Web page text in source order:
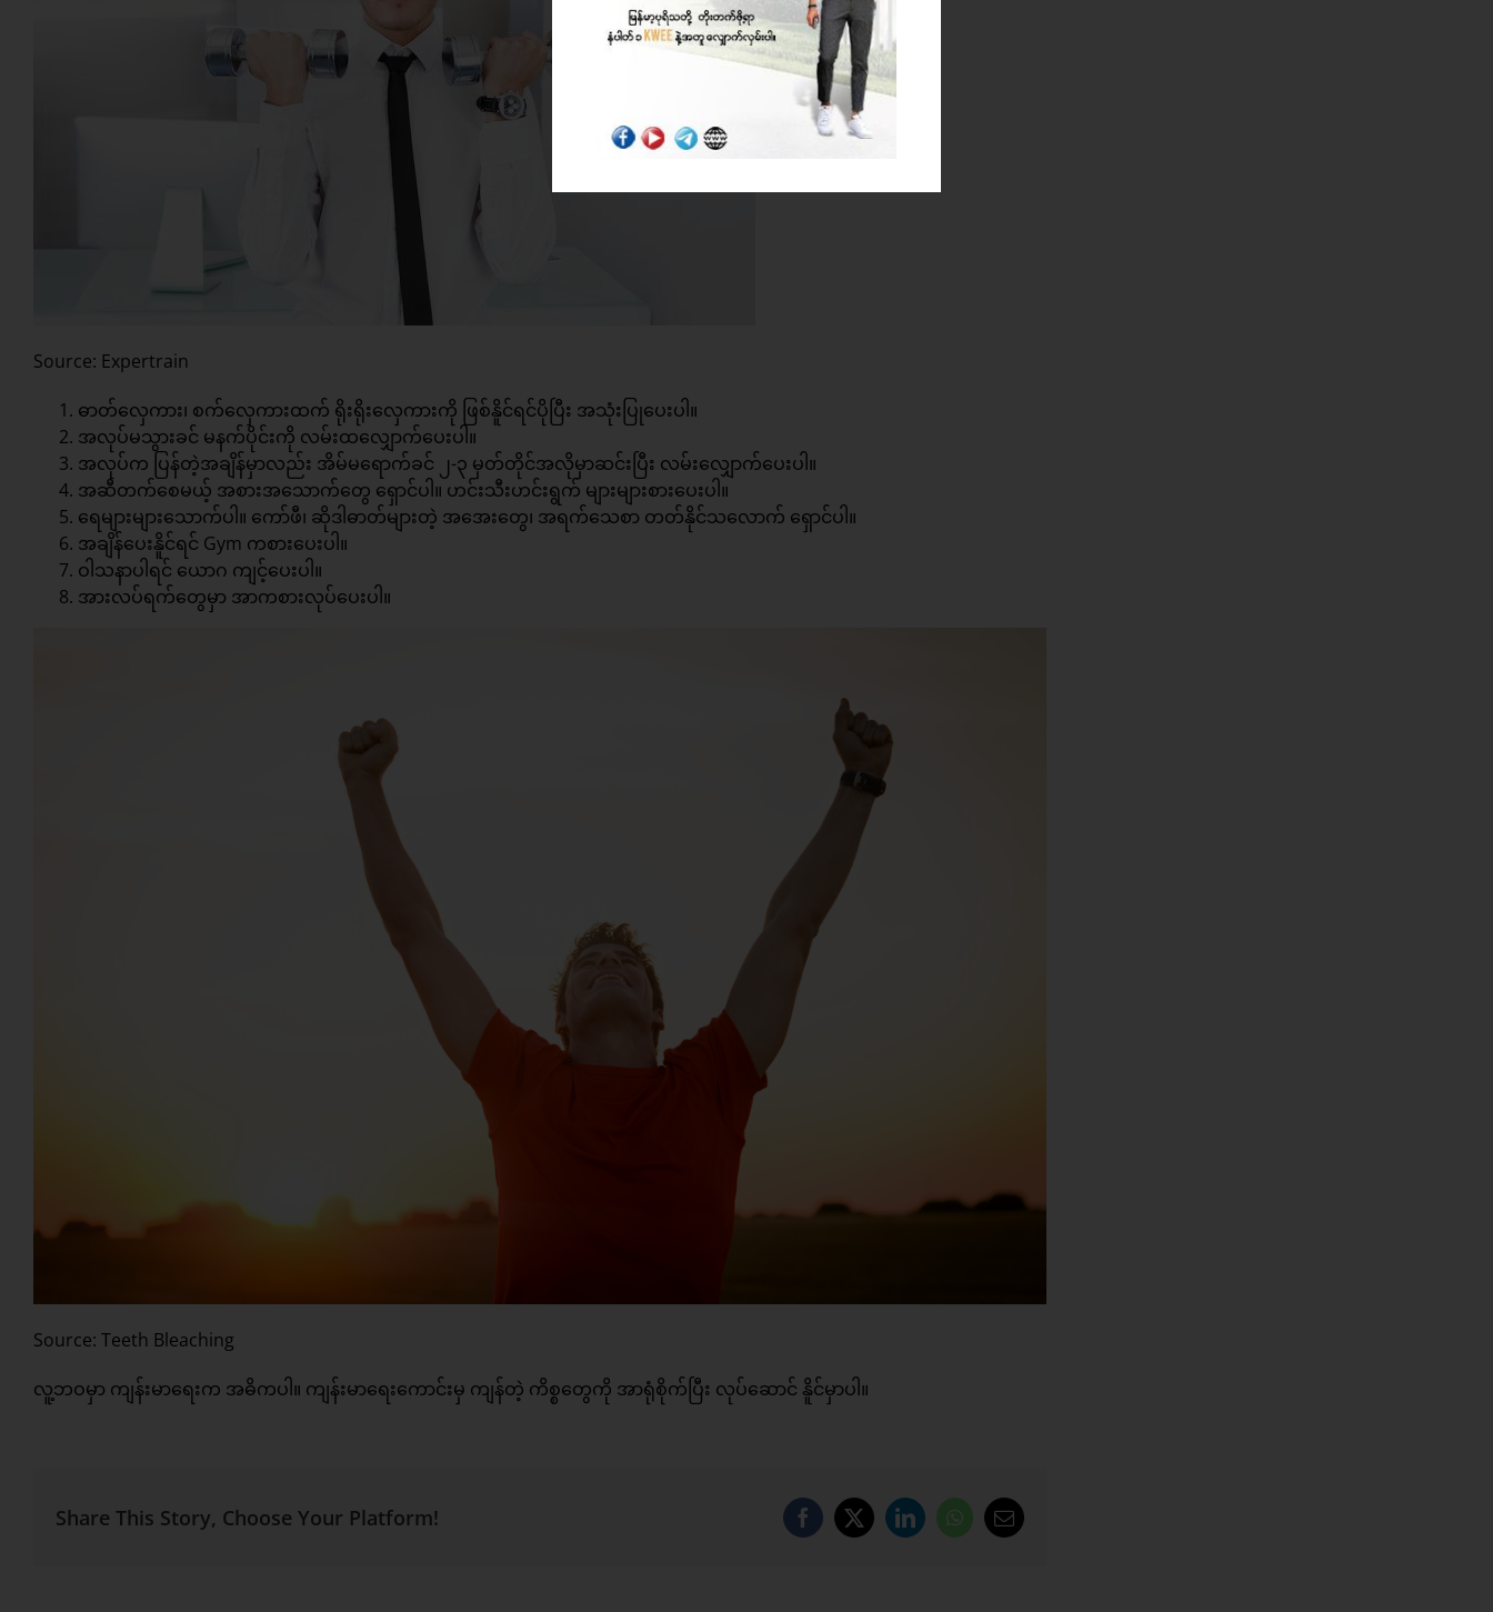
Source: Expertrain
ဓာတ်လှေကား၊ စက်လှေကားထက် ရိုးရိုးလှေကားကို ဖြစ်နိူင်ရင်ပိုပြီး အသုံးပြုပေးပါ။
အလုပ်မသွားခင် မနက်ပိုင်းကို လမ်းထလျှောက်ပေးပါ။
အလုပ်က ပြန်တဲ့အချိန်မှာလည်း အိမ်မရောက်ခင် ၂-၃ မှတ်တိုင်အလိုမှာဆင်းပြီး လမ်းလျှောက်ပေးပါ။
အဆီတက်စေမယ့် အစားအသောက်တွေ ရှောင်ပါ။ ဟင်းသီးဟင်းရွက် များများစားပေးပါ။
ရေများများသောက်ပါ။ ကော်ဖီ၊ ဆိုဒါဓာတ်များတဲ့ အအေးတွေ၊ အရက်သေစာ တတ်နိုင်သလောက် ရှောင်ပါ။
အချိန်ပေးနိူင်ရင် Gym ကစားပေးပါ။
ဝါသနာပါရင် ယောဂ ကျင့်ပေးပါ။
အားလပ်ရက်တွေမှာ အာကစားလုပ်ပေးပါ။
Source: Teeth Bleaching
လူ့ဘဝမှာ ကျန်းမာရေးက အဓိကပါ။ ကျန်းမာရေးကောင်းမှ ကျန်တဲ့ ကိစ္စတွေကို အာရုံစိုက်ပြီး လုပ်ဆောင် နိူင်မှာပါ။
Share This Story, Choose Your Platform! Facebook
X LinkedInWhatsApp
Email